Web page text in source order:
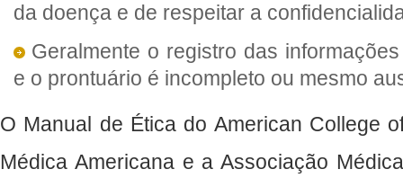
da doença e de respeitar a
Geralmente o registro das
e o prontuário é incompleto ou mesmo
O Manual de Ética do American College
Médica Americana e a Associação